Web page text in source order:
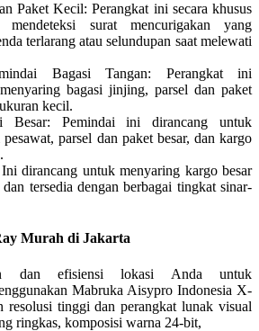
Paket Kecil: Perangkat ini secara khusus
mendeteksi surat mencurigakan yang
terlarang atau selundupan saat melewati
Bagasi Tangan: Perangkat ini
bagasi jinjing, parsel dan paket
kecil.
Besar: Pemindai ini dirancang untuk
parsel dan paket besar, dan kargo
dirancang untuk menyaring kargo besar
tersedia dengan berbagai tingkat sinar-
Murah di Jakarta
dan efisiensi lokasi Anda untuk
Mabruka Aisypro Indonesia X-
resolusi tinggi dan perangkat lunak visual
ringkas, komposisi warna 24-bit,